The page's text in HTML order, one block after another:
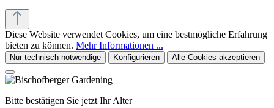
Diese Website verwendet Cookies, um eine bestmögliche Erfahrung
bieten zu können. Mehr Informationen ...
Nur technisch notwendige Konfigurieren Alle Cookies akzeptieren
Bitte bestätigen Sie jetzt Ihr Alter